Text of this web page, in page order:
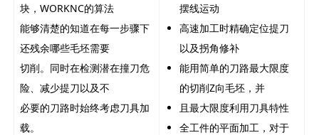
块，WORKNC的算法
能够清楚的知道在每一步骤下
还残余哪些毛坯需要
切削。同时在检测潜在撞刀危
险、减少提刀以及不
必要的刀路时始终考虑刀具加
载。
摆线运动
高速加工时精确定位提刀
以及拐角修补
能用简单的刀路最大限度
的切削Z向毛坯，并
且最大限度利用刀具特性
全工件的平面加工，对于